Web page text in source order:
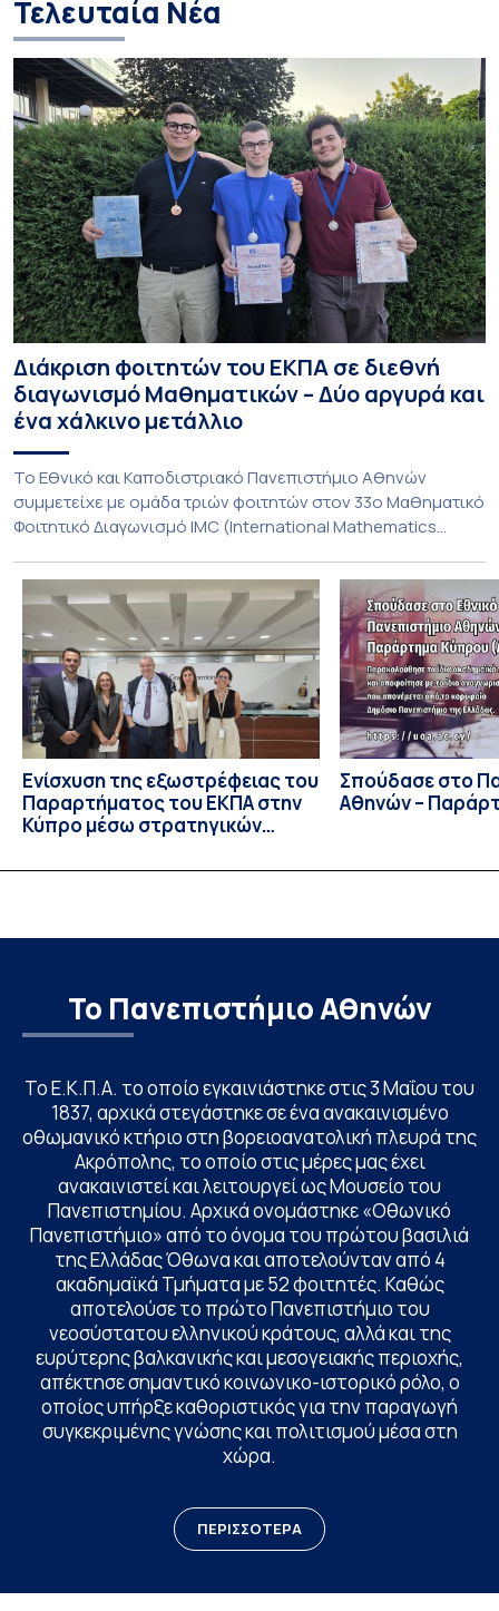
Τελευταία Νέα
Διάκριση φοιτητών του ΕΚΠΑ σε διεθνή
διαγωνισμό Μαθηματικών – Δύο αργυρά και
ένα χάλκινο μετάλλιο
To Εθνικό και Καποδιστριακό Πανεπιστήμιο Αθηνών
συμμετείχε με ομάδα τριών φοιτητών στον 33ο Μαθηματικό
Φοιτητικό Διαγωνισμό IMC (International Mathematics
Ιουλίου στο Blagoevgrad της Βουλγαρίας. Σε αυτόν
συμμετείχαν 447 φοιτητές εκπροσωπώντας 135
πανεπιστήμια από 46 χώρες. Από την Ελλάδα, συμμετείχαν
επίσης το Εθνικό Μετσόβιο Πολυτεχνείο, το Αριστοτέλειο
Πανεπιστήμιο […]
Ενίσχυση της εξωστρέφειας του
Παραρτήματος του ΕΚΠΑ στην
Κύπρο μέσω στρατηγικών
Σπούδασε στο
Αθηνών –
Το Πανεπιστήμιο Αθηνών
Το Ε.Κ.Π.Α. το οποίο εγκαινιάστηκε στις 3 Μαΐου του
1837, αρχικά στεγάστηκε σε ένα ανακαινισμένο
οθωμανικό κτήριο στη βορειοανατολική πλευρά της
Ακρόπολης, το οποίο στις μέρες μας έχει
ανακαινιστεί και λειτουργεί ως Μουσείο του
Πανεπιστημίου. Αρχικά ονομάστηκε «Οθωνικό
Πανεπιστήμιο» από το όνομα του πρώτου βασιλιά
της Ελλάδας Όθωνα και αποτελούνταν από 4
ακαδημαϊκά Τμήματα με 52 φοιτητές. Καθώς
αποτελούσε το πρώτο Πανεπιστήμιο του
νεοσύστατου ελληνικού κράτους, αλλά και της
ευρύτερης βαλκανικής και μεσογειακής περιοχής,
απέκτησε σημαντικό κοινωνικο-ιστορικό ρόλο, ο
οποίος υπήρξε καθοριστικός για την παραγωγή
συγκεκριμένης γνώσης και πολιτισμού μέσα στη
χώρα.
ΠΕΡΙΣΣΟΤΕΡΑ